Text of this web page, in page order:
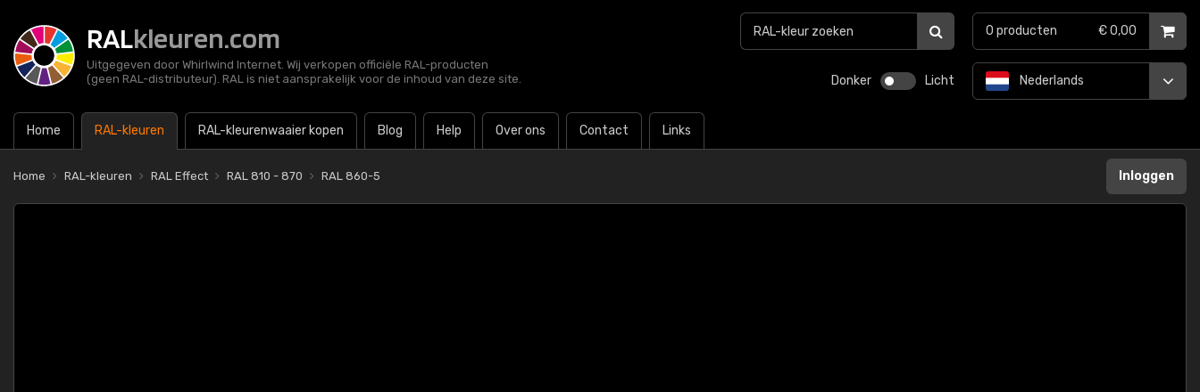
RALkleuren.com
Uitgegeven door Whirlwind Internet. Wij verkopen officiële RAL-producten
(geen RAL-distributeur). RAL is niet aansprakelijk voor de inhoud van deze site.
Donker Licht
Home RAL-kleuren RAL-kleurenwaaier kopen Blog Help Over ons Contact Links
Nederlands
0 producten € 0,00
Home RAL-kleuren RAL Effect RAL 810 - 870 RAL 860-5 Inloggen